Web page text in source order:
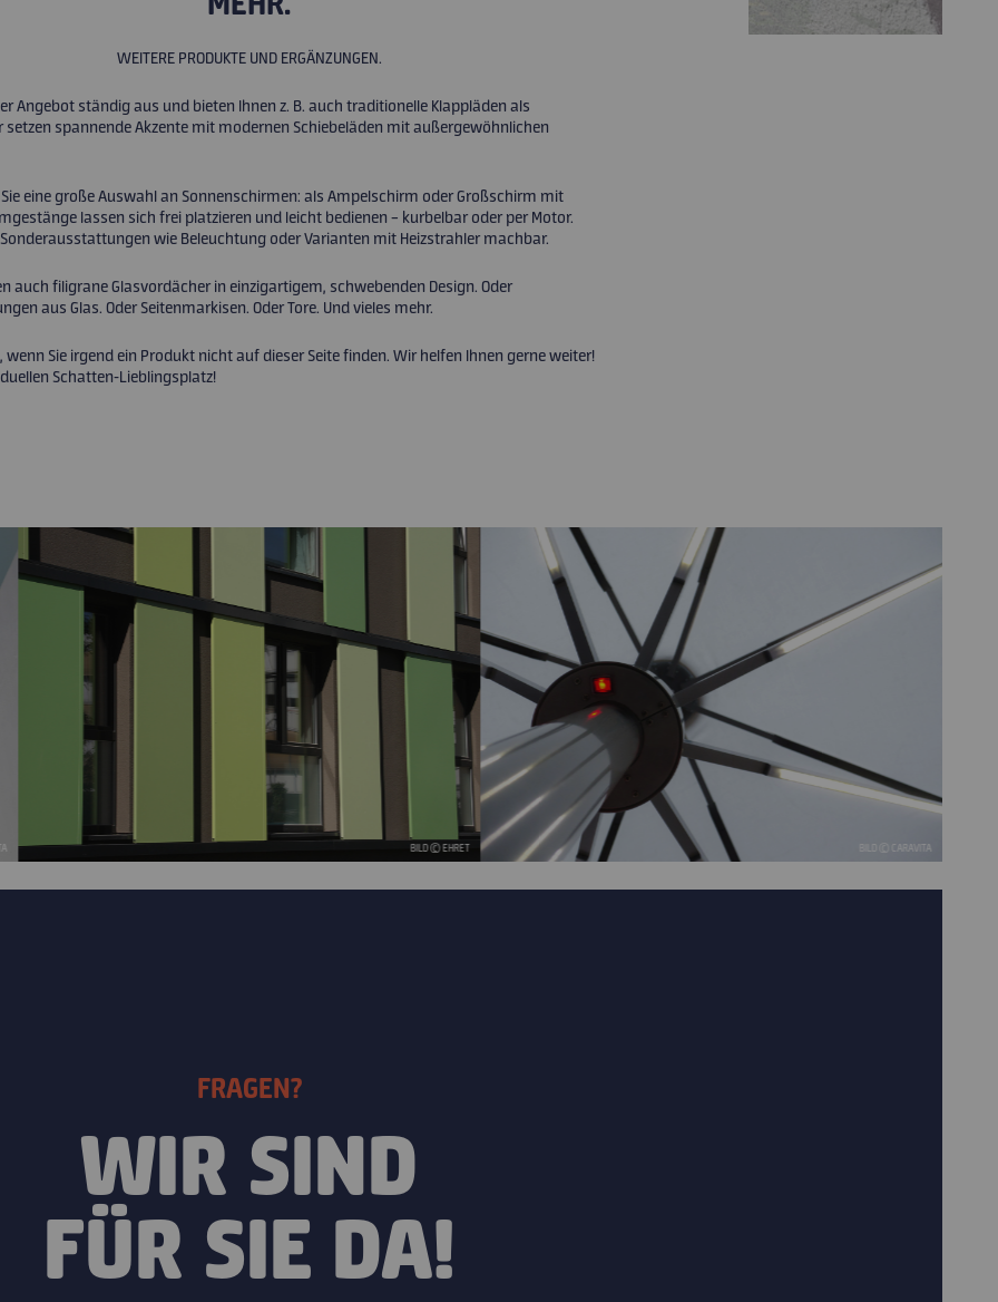
WEITERE PRODUKTE UND ERGÄNZUNGEN.
Angebot ständig aus und bieten Ihnen z. B. auch traditionelle Klappläden als
setzen spannende Akzente mit modernen Schiebeläden mit außergewöhnlichen
eine große Auswahl an Sonnenschirmen: als Ampelschirm oder Großschirm mit
lassen sich frei platzieren und leicht bedienen – kurbelbar oder per Motor.
wie Beleuchtung oder Varianten mit Heizstrahler machbar.
auch filigrane Glasvordächer in einzigartigem, schwebenden Design. Oder
aus Glas. Oder Seitenmarkisen. Oder Tore. Und vieles mehr.
wenn Sie irgend ein Produkt nicht auf dieser Seite finden. Wir helfen Ihnen gerne weiter!
Schatten-Lieblingsplatz!
BILD © EHRET BILD © CARAVITA
FRAGEN?
WIR SIND
FÜR SIE DA!